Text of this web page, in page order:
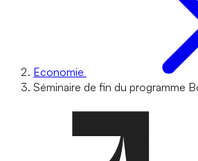
Economie
Séminaire de fin du programme